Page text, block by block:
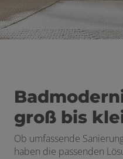
groß bis
Ob umfassende
haben die passenden